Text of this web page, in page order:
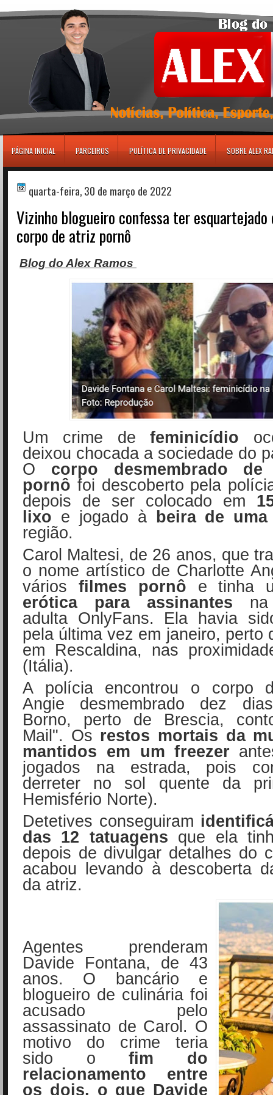
PÁGINA INICIAL PARCEIROS POLÍTICA DE PRIVACIDADE SOBRE ALEX
quarta-feira, 30 de março de 2022
Vizinho blogueiro confessa ter esquartejado
corpo de atriz pornô
Blog do Alex Ramos
Um crime de feminicídio
deixou chocada a sociedade do
O corpo desmembrado
pornô foi descoberto pela
depois de ser colocado em
lixo e jogado à beira de uma
região.
Carol Maltesi, de 26 anos, que
o nome artístico de Charlotte
vários filmes pornô e tinha
erótica para assinantes
adulta OnlyFans. Ela havia
pela última vez em janeiro, perto
em Rescaldina, nas
(Itália).
A polícia encontrou o corpo
Angie desmembrado dez
Borno, perto de Brescia,
Mail". Os restos mortais da
mantidos em um freezer
jogados na estrada, pois
derreter no sol quente da
Hemisfério Norte).
Detetives conseguiram
das 12 tatuagens que ela
depois de divulgar detalhes do
acabou levando à descoberta
da atriz.
Agentes prenderam
Davide Fontana, de 43
anos. O bancário e
blogueiro de culinária foi
acusado pelo
assassinato de Carol. O
motivo do crime teria
sido ofim do
relacionamento entre
os dois, o que Davide